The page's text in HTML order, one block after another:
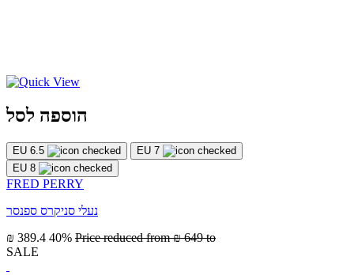
הוספה לסל
EU 6.5
EU 7
EU 8
FRED PERRY
נעלי סניקרס ספנסר
₪ 389.4 40% Price reduced from₪ 649 to
SALE